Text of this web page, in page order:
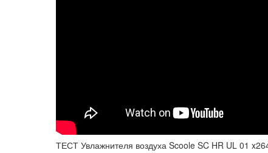
ТЕСТ Увлажнителя воздуха Scoole SC HR UL 01